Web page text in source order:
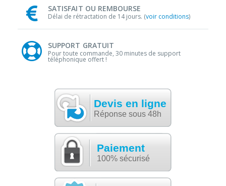
SATISFAIT OU REMBOURSE
Délai de rétractation de 14 jours. (voir conditions)
SUPPORT GRATUIT
Pour toute commande, 30 minutes de support
téléphonique offert !
Devis en ligne
Réponse sous 48h
Paiement
100% sécurisé